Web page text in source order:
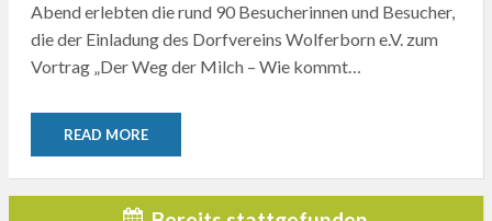
Abend erlebten die rund 90 Besucherinnen und Besucher,
die der Einladung des Dorfvereins Wolferborn e.V. zum
Vortrag „Der Weg der Milch – Wie kommt…
READ MORE